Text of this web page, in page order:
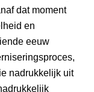
dat moment
en
eeuw
nadrukkelijk uit